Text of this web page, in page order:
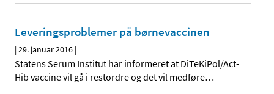
Leveringsproblemer på børnevaccinen
|29. januar 2016 |
Statens Serum Institut har informeret at DiTeKiPol/Act-
Hib vaccine vil gå i restordre og det vil medføre…